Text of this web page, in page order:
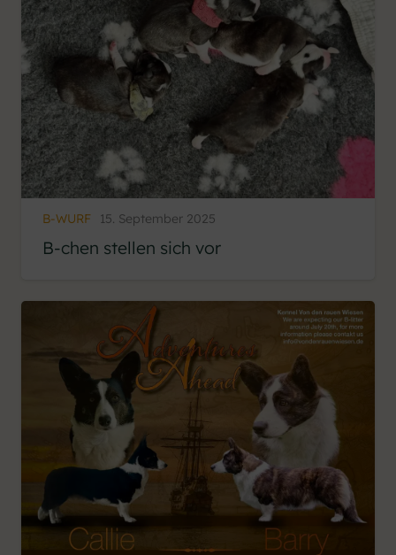
B-WURF 15. September 2025
B-chen stellen sich vor